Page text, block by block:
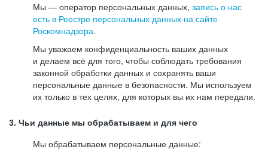
Мы — оператор персональных данных, запись о нас
есть в Реестре персональных данных на сайте
Роскомнадзора.
Мы уважаем конфиденциальность ваших данных
и делаем всё для того, чтобы соблюдать требования
законной обработки данных и сохранять ваши
персональные данные в безопасности. Мы используем
их только в тех целях, для которых вы их нам передали.
3. Чьи данные мы обрабатываем и для чего
Мы обрабатываем персональные данные: